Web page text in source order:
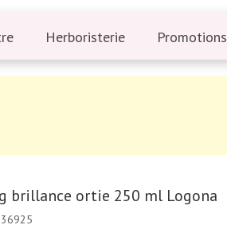
Herboristerie Promotions
brillance ortie 250 ml Logona